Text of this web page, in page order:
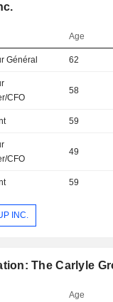
Age
Général 62
CFO
58
59
CFO
49
59
INC.
The Carlyle
Age